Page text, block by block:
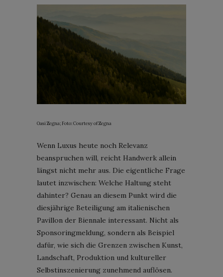
Oasi Zegna; Foto: Courtesy of Zegna
Wenn Luxus heute noch Relevanz
beanspruchen will, reicht Handwerk allein
längst nicht mehr aus. Die eigentliche Frage
lautet inzwischen: Welche Haltung steht
dahinter? Genau an diesem Punkt wird die
diesjährige Beteiligung am italienischen
Pavillon der Biennale interessant. Nicht als
Sponsoringmeldung, sondern als Beispiel
dafür, wie sich die Grenzen zwischen Kunst,
Landschaft, Produktion und kultureller
Selbstinszenierung zunehmend auflösen.